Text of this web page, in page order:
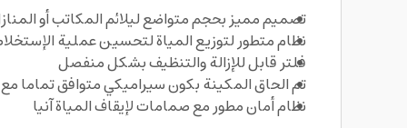
تصميم مميز بحجم متواضع ليلائم المكاتب أو
نظام متطور لتوزيع المياة لتحسين عملية
فلتر قابل للإزالة والتنظيف بشكل منفصل
تم الحاق المكينة بكون سيراميكي متوافق تماما مع
نظام أمان مطور مع صمامات لإيقاف المياة آنيا